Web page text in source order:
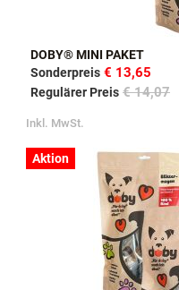
DOBY® MINI PAKET
Sonderpreis € 13,65
Regulärer Preis € 14,07
Inkl. MwSt.
Aktion